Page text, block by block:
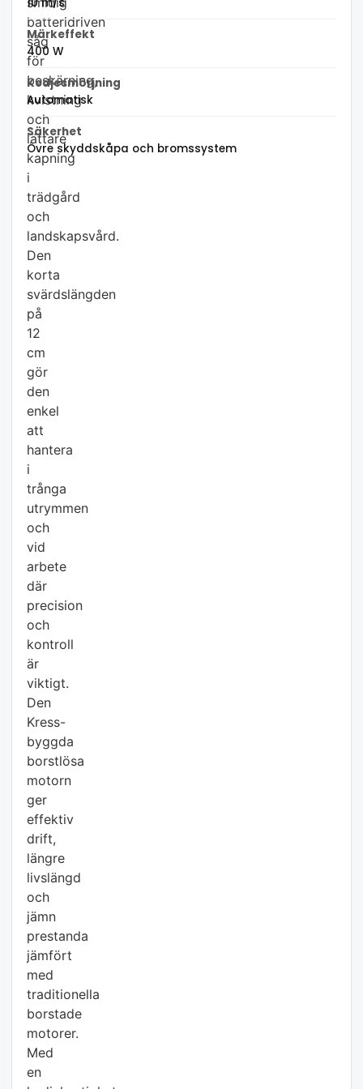
batteridriven
såg
för
beskärning,
kvistning
och
lättare
kapning
i
trädgård
och
landskapsvård.
Den
korta
svärdslängden
på
12
cm
gör
den
enkel
att
hantera
i
trånga
utrymmen
och
vid
arbete
där
precision
och
kontroll
är
viktigt.
Den
Kress-
byggda
borstlösa
motorn
ger
effektiv
drift,
längre
livslängd
och
jämn
prestanda
jämfört
med
traditionella
borstade
motorer.
Med
en
Märkeffekt
400 W
Kedjesmörjning
Automatisk
Säkerhet
Övre skyddskåpa och bromssystem